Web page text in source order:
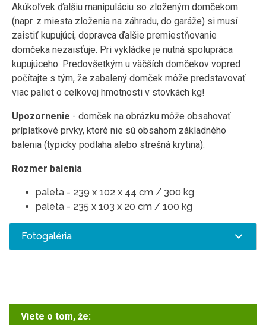
Akúkoľvek ďalšiu manipuláciu so zloženým domčekom
(napr. z miesta zloženia na záhradu, do garáže) si musí
zaistiť kupujúci, dopravca ďalšie premiestňovanie
domčeka nezaisťuje. Pri vykládke je nutná spolupráca
kupujúceho. Predovšetkým u väčších domčekov vopred
počítajte s tým, že zabalený domček môže predstavovať
viac paliet o celkovej hmotnosti v stovkách kg!
Upozornenie - domček na obrázku môže obsahovať
príplatkové prvky, ktoré nie sú obsahom základného
balenia (typicky podlaha alebo strešná krytina).
Rozmer balenia
paleta - 239 x 102 x 44 cm / 300 kg
paleta - 235 x 103 x 20 cm / 100 kg
Fotogaléria
Viete o tom, že: